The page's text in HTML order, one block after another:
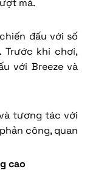
mà.
đấu với số
Trước khi chơi,
với Breeze và
tương tác với
công, quan
cao